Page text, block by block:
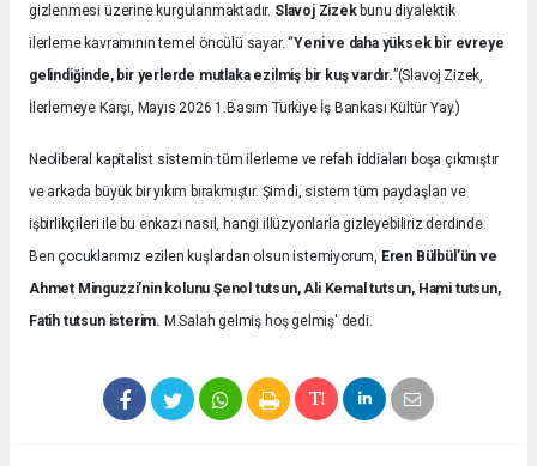
gizlenmesi üzerine kurgulanmaktadır. Slavoj Zizekbunu diyalektik
ilerleme kavramının temel öncülü sayar. “Yeni ve daha yüksek bir evreye
gelindiğinde, bir yerlerde mutlaka ezilmiş bir kuş vardır.”(Slavoj Zizek,
İlerlemeye Karşı, Mayıs 2026 1.Basım Türkiye İş Bankası Kültür Yay.)
Neoliberal kapitalist sistemin tüm ilerleme ve refah iddiaları boşa çıkmıştır
ve arkada büyük bir yıkım bırakmıştır. Şimdi, sistem tüm paydaşları ve
işbirlikçileri ile bu enkazı nasıl, hangi illüzyonlarla gizleyebiliriz derdinde.
Ben çocuklarımız ezilen kuşlardan olsun istemiyorum, Eren Bülbül’ün ve
Ahmet Minguzzi’nin kolunu Şenol tutsun, Ali Kemal tutsun, Hami tutsun,
Fatih tutsun isterim. M.Salah gelmiş hoş gelmiş' dedi.